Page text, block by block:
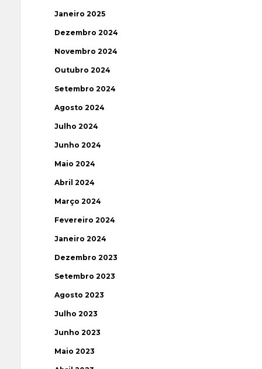
Janeiro 2025
Dezembro 2024
Novembro 2024
Outubro 2024
Setembro 2024
Agosto 2024
Julho 2024
Junho 2024
Maio 2024
Abril 2024
Março 2024
Fevereiro 2024
Janeiro 2024
Dezembro 2023
Setembro 2023
Agosto 2023
Julho 2023
Junho 2023
Maio 2023